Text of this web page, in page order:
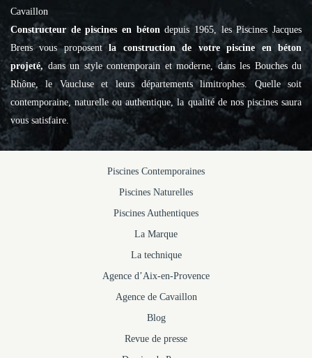
Cavaillon
Constructeur de piscines en bétondepuis 1965, les Piscines Jacques
Brens vous proposentla construction de votre piscine en béton
projeté, dans un style contemporain et moderne, dans les Bouches du
Rhône, le Vaucluse et leurs départements limitrophes. Quelle soit
contemporaine, naturelle ou authentique, la qualité de nos piscines saura
vous satisfaire.
Piscines Contemporaines
Piscines Naturelles
Piscines Authentiques
La Marque
La technique
Agence d’Aix-en-Provence
Agence de Cavaillon
Blog
Revue de presse